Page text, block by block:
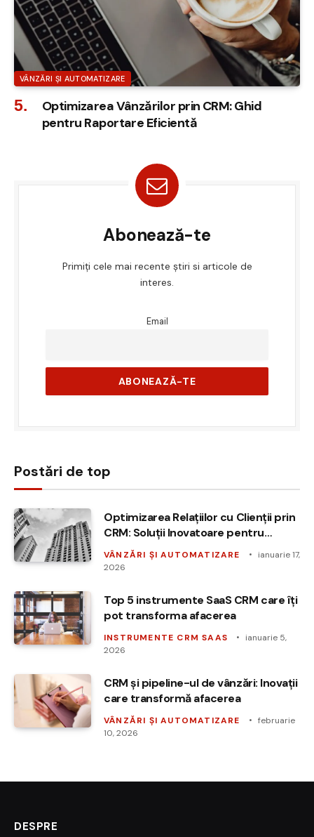
VÂNZĂRI ȘI AUTOMATIZARE
Optimizarea Vânzărilor prin CRM: Ghid
pentru Raportare Eficientă
Abonează-te
Primiți cele mai recente știri si articole de
interes.
Email
Postări de top
Optimizarea Relațiilor cu Clienții prin
CRM: Soluții Inovatoare pentru
Afaceri
VÂNZĂRI ȘI AUTOMATIZARE
ianuarie 17,
2026
Top 5 instrumente SaaS CRM care îți
pot transforma afacerea
INSTRUMENTE CRM SAAS
ianuarie 5,
2026
CRM și pipeline-ul de vânzări: Inovații
care transformă afacerea
VÂNZĂRI ȘI AUTOMATIZARE
februarie
10, 2026
DESPRE